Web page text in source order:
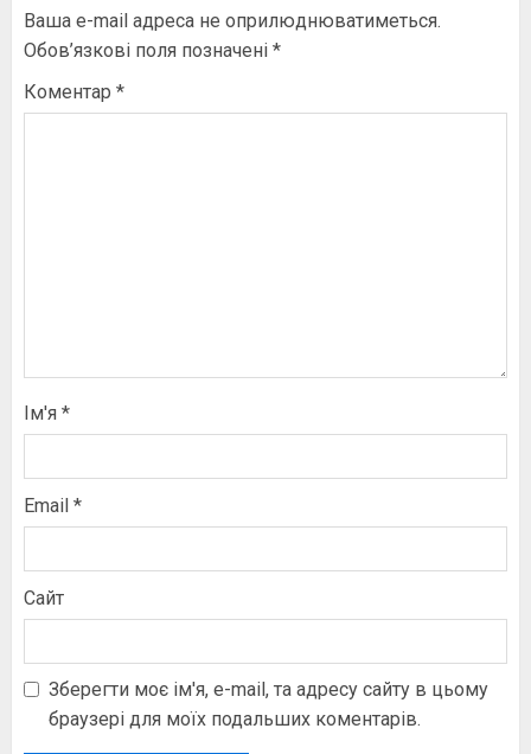
Ваша e-mail адреса не оприлюднюватиметься.
Обов’язкові поля позначені *
Коментар *
Ім'я *
Email *
Сайт
Зберегти моє ім'я, e-mail, та адресу сайту в цьому
браузері для моїх подальших коментарів.